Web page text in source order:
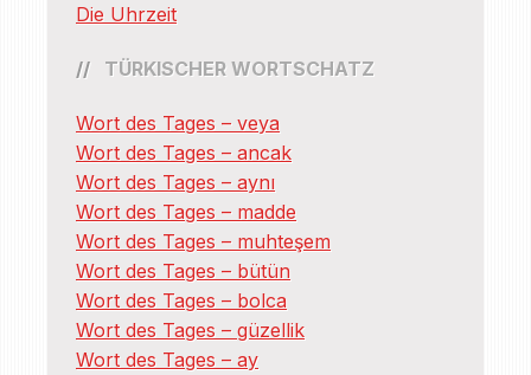
Die Uhrzeit
TÜRKISCHER WORTSCHATZ
Wort des Tages – veya
Wort des Tages – ancak
Wort des Tages – aynı
Wort des Tages – madde
Wort des Tages – muhteşem
Wort des Tages – bütün
Wort des Tages – bolca
Wort des Tages – güzellik
Wort des Tages – ay